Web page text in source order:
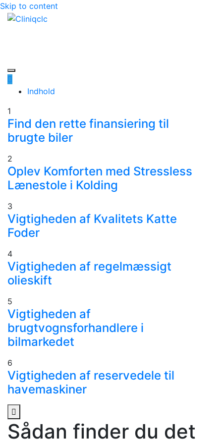
Skip to content
Indhold
1
Find den rette finansiering til
brugte biler
2
Oplev Komforten med Stressless
Lænestole i Kolding
3
Vigtigheden af Kvalitets Katte
Foder
4
Vigtigheden af regelmæssigt
olieskift
5
Vigtigheden af
brugtvognsforhandlere i
bilmarkedet
6
Vigtigheden af reservedele til
havemaskiner
Sådan finder du det